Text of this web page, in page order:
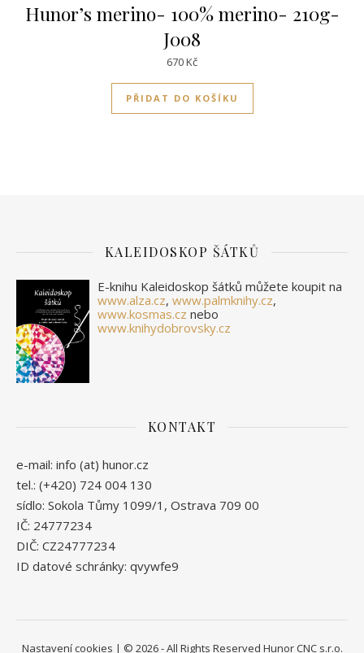
Hunor’s merino- 100% merino- 210g-
J008
670Kč
PŘIDAT DO KOŠÍKU
KALEIDOSKOP ŠÁTKŮ
E-knihu Kaleidoskop šátků můžete koupit na
www.alza.cz, www.palmknihy.cz,
www.kosmas.cz nebo
www.knihydobrovsky.cz
KONTAKT
e-mail: info (at) hunor.cz
tel.: (+420) 724 004 130
sídlo: Sokola Tůmy 1099/1, Ostrava 709 00
IČ: 24777234
DIČ: CZ24777234
ID datové schránky: qvywfe9
Nastavení cookies | © 2026 - All Rights Reserved Hunor CNC s.r.o.